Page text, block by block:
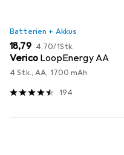
Batterien + Akkus
EUR
18,79 EUR
4,70/1Stk.
Verico LoopEnergy AA
4 Stk., AA, 1700 mAh
194